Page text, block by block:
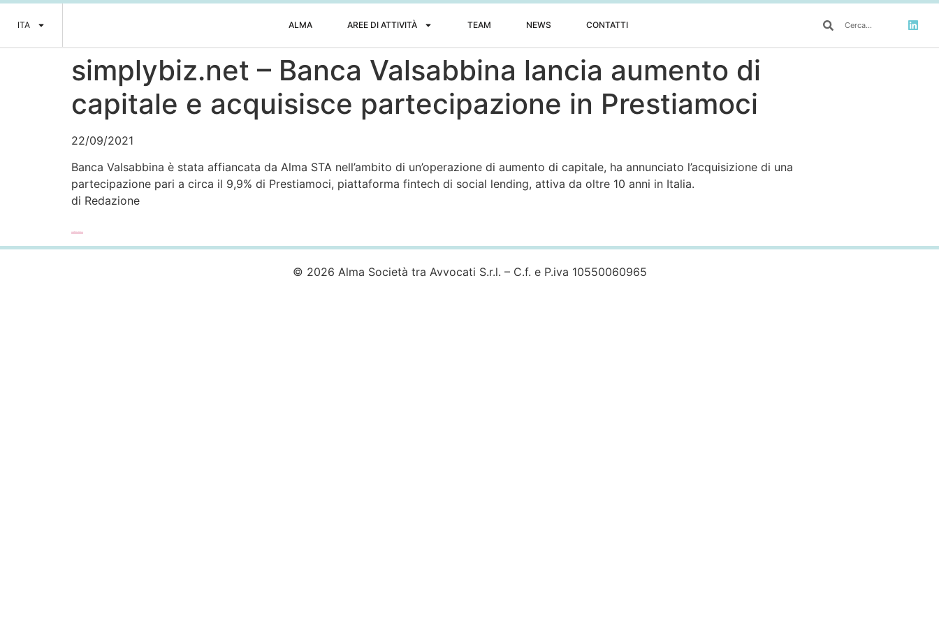
ITA ALMA AREE DI ATTIVITÀ TEAM NEWS CONTATTI
simplybiz.net – Banca Valsabbina lancia aumento di
capitale e acquisisce partecipazione in Prestiamoci
22/09/2021
Banca Valsabbina è stata affiancata da Alma STA nell’ambito di un’operazione di aumento di capitale, ha annunciato l’acquisizione di una
partecipazione pari a circa il 9,9% di Prestiamoci, piattaforma fintech di social lending, attiva da oltre 10 anni in Italia.
di Redazione
© 2026 Alma Società tra Avvocati S.r.l. – C.f. e P.iva 10550060965